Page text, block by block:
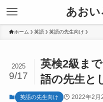
あお
ホーム 英語 英語の先生向け
英検2級ま
語の先生と
2025
9/17
英語の先生向け 2022年2月